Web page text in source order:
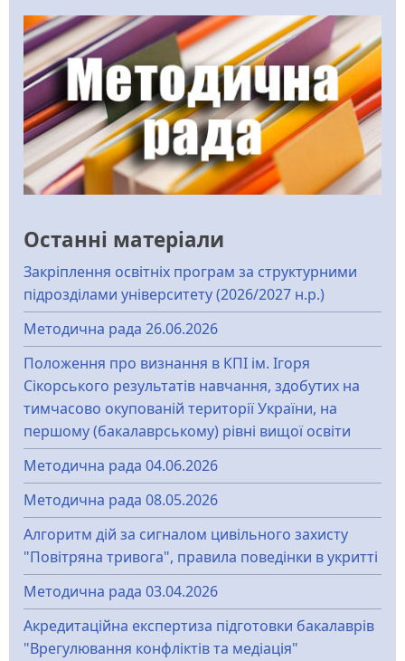
Останні матеріали
Закріплення освітніх програм за структурними
підрозділами університету (2026/2027 н.р.)
Методична рада 26.06.2026
Положення про визнання в КПІ ім. Ігоря
Сікорського результатів навчання, здобутих на
тимчасово окупованій території України, на
першому (бакалаврському) рівні вищої освіти
Методична рада 04.06.2026
Методична рада 08.05.2026
Алгоритм дій за сигналом цивільного захисту
"Повітряна тривога", правила поведінки в укритті
Методична рада 03.04.2026
Акредитаційна експертиза підготовки бакалаврів
"Врегулювання конфліктів та медіація"